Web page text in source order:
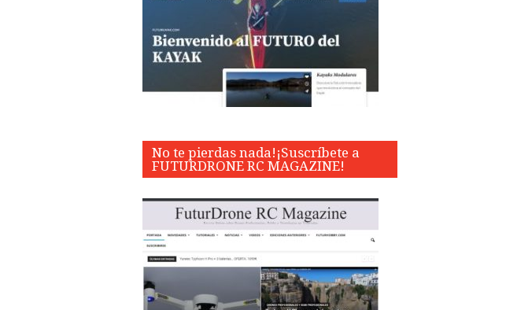
No te pierdas nada!¡Suscríbete a
FUTURDRONE RC MAGAZINE!